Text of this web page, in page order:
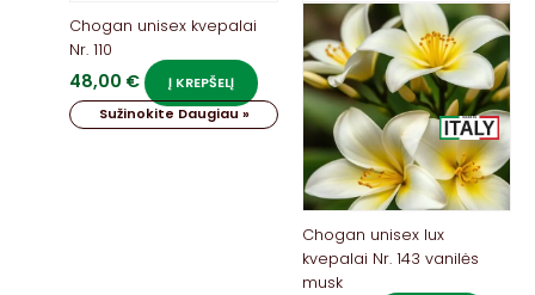
Chogan unisex kvepalai
Nr. 110
48,00 €
Į KREPŠELĮ
Sužinokite Daugiau »
Chogan unisex lux
kvepalai Nr. 143 vanilės
musk